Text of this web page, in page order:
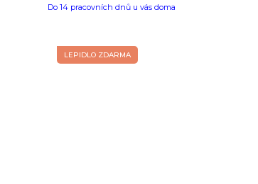
Do 14 pracovních dnů u vás doma
LEPIDLO ZDARMA